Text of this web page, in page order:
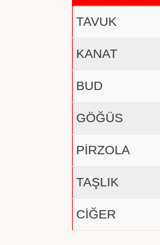
TAVUK
KANAT
BUD
GÖĞÜS
PİRZOLA
TAŞLIK
CİĞER